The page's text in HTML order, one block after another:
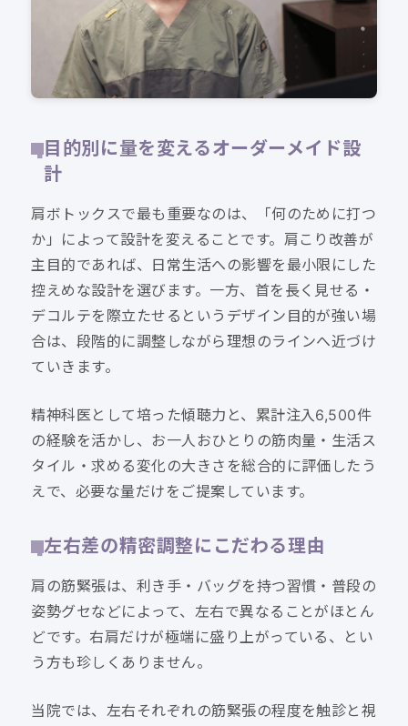
目的別に量を変えるオーダーメイド設
計
肩ボトックスで最も重要なのは、「何のために打つ
か」によって設計を変えることです。肩こり改善が
主目的であれば、日常生活への影響を最小限にした
控えめな設計を選びます。一方、首を長く見せる・
デコルテを際立たせるというデザイン目的が強い場
合は、段階的に調整しながら理想のラインへ近づけ
ていきます。
精神科医として培った傾聴力と、累計注入6,500件
の経験を活かし、お一人おひとりの筋肉量・生活ス
タイル・求める変化の大きさを総合的に評価したう
えで、必要な量だけをご提案しています。
左右差の精密調整にこだわる理由
肩の筋緊張は、利き手・バッグを持つ習慣・普段の
姿勢グセなどによって、左右で異なることがほとん
どです。右肩だけが極端に盛り上がっている、とい
う方も珍しくありません。
当院では、左右それぞれの筋緊張の程度を触診と視